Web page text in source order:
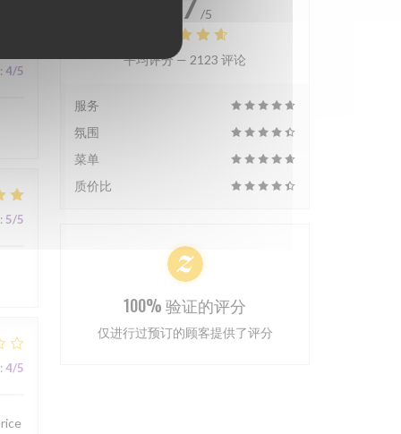
: 4/5
: 5/5
: 4/5
4.7 /5
平均评分 — 2123 评论
服务
氛围
菜单
质价比
100% 验证的评分
仅进行过预订的顾客提供了评分